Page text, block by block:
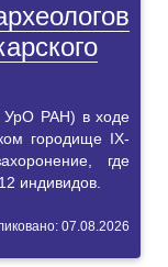
РАН) в ходе
городище IX-
где
индивидов.
07.08.2026